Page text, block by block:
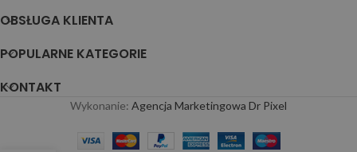
OBSŁUGA KLIENTA
POPULARNE KATEGORIE
KONTAKT
Wykonanie: Agencja Marketingowa Dr Pixel